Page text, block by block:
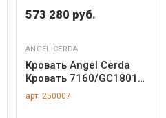
573 280 руб.
ANGEL CERDA
Кровать Angel Cerda
Кровать 7160/GC1801
из светло-серой ткани
180x200 арт. 181579
арт. 250007